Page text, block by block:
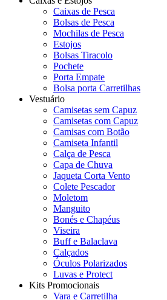
Caixas de Pesca
Bolsas de Pesca
Mochilas de Pesca
Estojos
Bolsas Tiracolo
Pochete
Porta Empate
Bolsa porta Carretilhas
Vestuário
Camisetas sem Capuz
Camisetas com Capuz
Camisas com Botão
Camiseta Infantil
Calça de Pesca
Capa de Chuva
Jaqueta Corta Vento
Colete Pescador
Moletom
Manguito
Bonés e Chapéus
Viseira
Buff e Balaclava
Calçados
Óculos Polarizados
Luvas e Protect
Kits Promocionais
Vara e Carretilha